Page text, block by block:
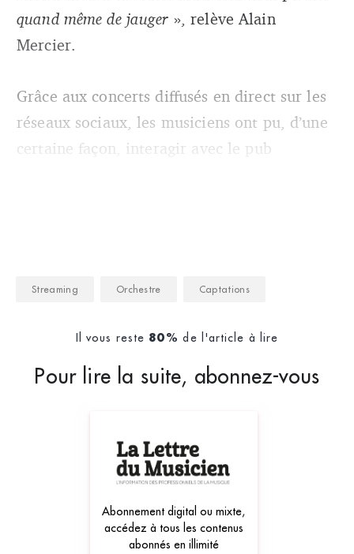
quand même de jauger », relève Alain
Mercier.
Grâce aux concerts diffusés en direct sur les
réseaux sociaux, les musiciens ont pu, d’une
certaine façon, interagir avec le pub
Streaming Orchestre Captations
Il vous reste 80% de l'article à lire
Pour lire la suite, abonnez-vous
Abonnement digital ou mixte,
accédez à tous les contenus
abonnés en illimité